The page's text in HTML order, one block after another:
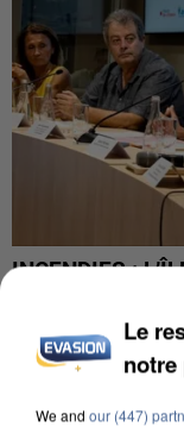
INCENDIES :
DE
Le
We and our (447)